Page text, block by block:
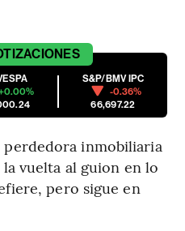
S&P/BMV IPC
-0.36%
66,697.22
inmobiliaria
vuelta al guion en lo
pero sigue en